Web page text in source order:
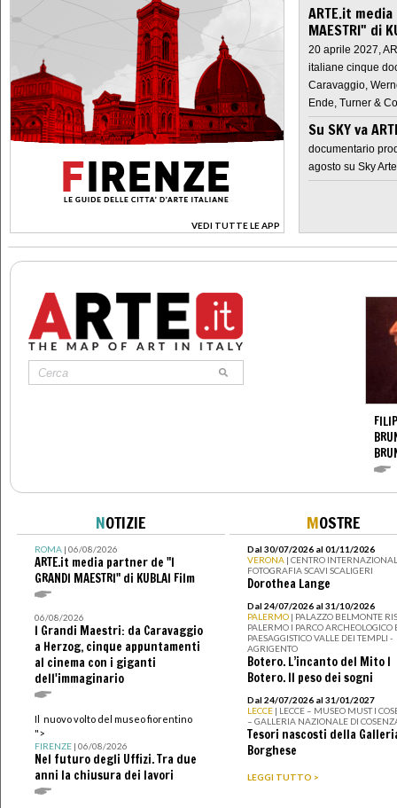
VEDI TUTTE LE APP
>
ARTE.it
MAESTRI" di
20 aprile 2027,
italiane cinque
Caravaggio,
Ende, Turner &
Su SKY va
documentario
agosto su Sky Arte
NOTIZIE
ROMA| 06/08/2026
ARTE.it media partner de "I
GRANDI MAESTRI" di KUBLAI Film
06/08/2026
I Grandi Maestri: da Caravaggio
a Herzog, cinque appuntamenti
al cinema con i giganti
dell'immaginario
Il nuovo volto del museo fiorentino
">
FIRENZE| 06/08/2026
Nel futuro degli Uffizi. Tra due
anni la chiusura dei lavori
MOSTRE
Dal 30/07/2026 al 01/11/2026
VERONA | CENTRO
FOTOGRAFIA SCAVI SCALIGERI
Dorothea Lange
Dal 24/07/2026 al 31/10/2026
PALERMO | PALAZZO BELMONTE
PALERMO I PARCO ARCHEOLOGICO
PAESAGGISTICO VALLE DEI TEMPLI -
AGRIGENTO
Botero. L’incanto del Mito I
Botero. Il peso dei sogni
Dal 24/07/2026 al 31/01/2027
LECCE | LECCE – MUSEO MUST I
– GALLERIA NAZIONALE DI
Tesori nascosti della
Borghese
LEGGI TUTTO >